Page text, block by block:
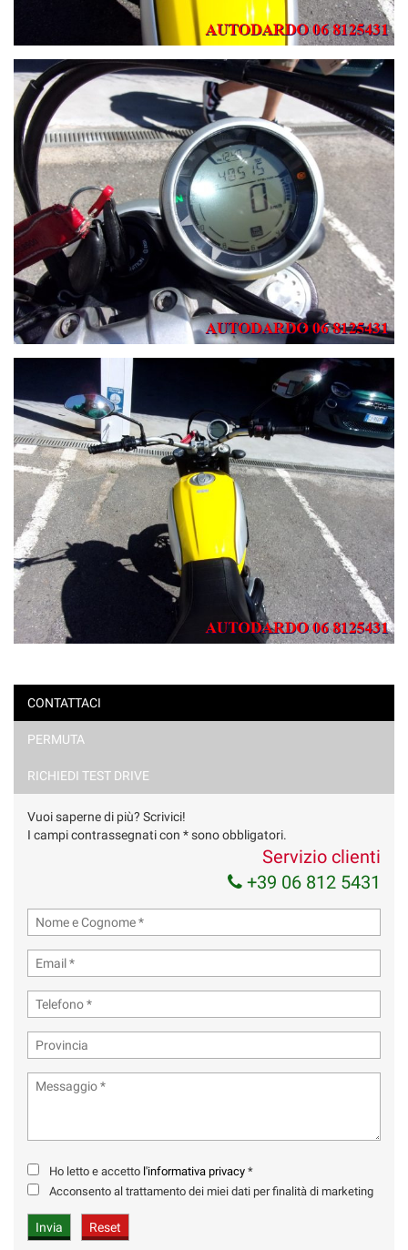
CONTATTACI
PERMUTA
RICHIEDI TEST DRIVE
Vuoi saperne di più? Scrivici!
I campi contrassegnati con * sono obbligatori.
Servizio clienti
+39 06 812 5431
Ho letto e accetto l'informativa privacy *
Acconsento al trattamento dei miei dati per finalità di marketing